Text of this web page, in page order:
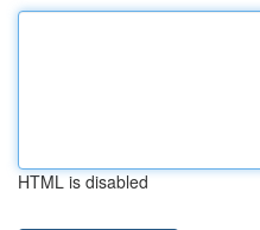
HTML is disabled